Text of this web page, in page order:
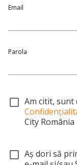
Email
Parola
Am citit, sunt
City România
Aș dori să